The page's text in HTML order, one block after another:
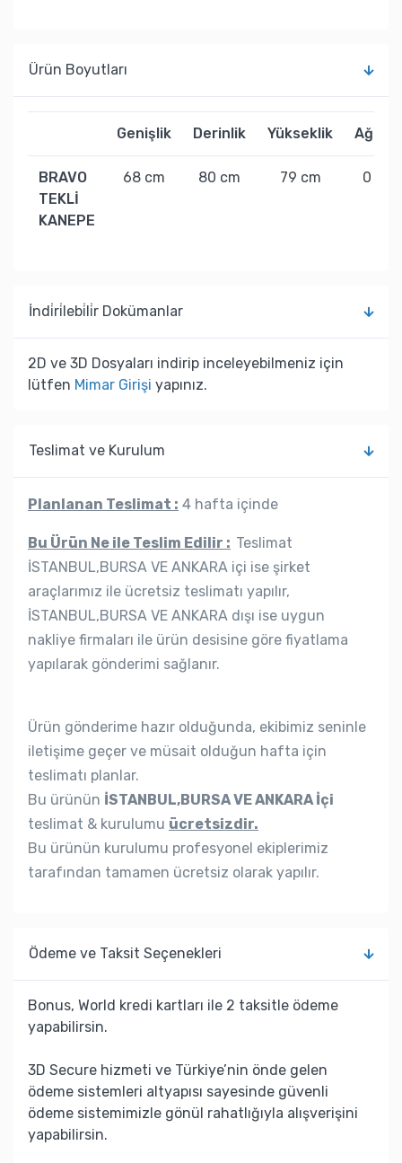
Ürün Boyutları
Genişlik Derinlik Yükseklik Ağırlık
BRAVO
TEKLİ
KANEPE
68 cm 80 cm 79 cm 0 kg
İndi̇ri̇lebi̇li̇r Dokümanlar
2D ve 3D Dosyaları indirip inceleyebilmeniz için
lütfen Mimar Girişi yapınız.
Teslimat ve Kurulum
Planlanan Teslimat : 4 hafta içinde
Bu Ürün Ne ile Teslim Edilir : Teslimat
İSTANBUL,BURSA VE ANKARA içi ise şirket
araçlarımız ile ücretsiz teslimatı yapılır,
İSTANBUL,BURSA VE ANKARA dışı ise uygun
nakliye firmaları ile ürün desisine göre fiyatlama
yapılarak gönderimi sağlanır.
Ürün gönderime hazır olduğunda, ekibimiz seninle
iletişime geçer ve müsait olduğun hafta için
teslimatı planlar.
Bu ürünün İSTANBUL,BURSA VE ANKARA İçi
teslimat & kurulumu ücretsizdir.
Bu ürünün kurulumu profesyonel ekiplerimiz
tarafından tamamen ücretsiz olarak yapılır.
Ödeme ve Taksit Seçenekleri
Bonus, World kredi kartları ile 2 taksitle ödeme
yapabilirsin.
3D Secure hizmeti ve Türkiye’nin önde gelen
ödeme sistemleri altyapısı sayesinde güvenli
ödeme sistemimizle gönül rahatlığıyla alışverişini
yapabilirsin.